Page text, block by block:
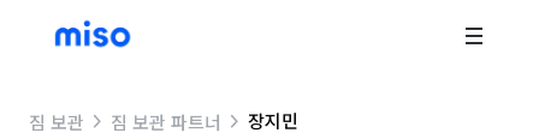
짐 보관 짐 보관 파트너 장지민